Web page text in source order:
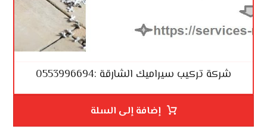
شركة تركيب سيراميك الشارقة :0553996694
إضافة إلى السلة